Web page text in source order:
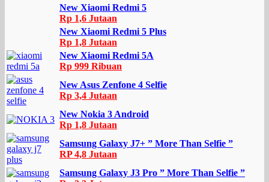
New Xiaomi Redmi 5
Rp 1,6 Jutaan
New Xiaomi Redmi 5 Plus
Rp 1,8 Jutaan
New Xiaomi Redmi 5A
Rp 999 Ribuan
New Asus Zenfone 4 Selfie
Rp 3,4 Jutaan
New Nokia 3 Android
Rp 1,8 Jutaan
Samsung Galaxy J7+ ” More Than Selfie ”
RP 4,8 Jutaan
Samsung Galaxy J3 Pro ” More Than Selfie ”